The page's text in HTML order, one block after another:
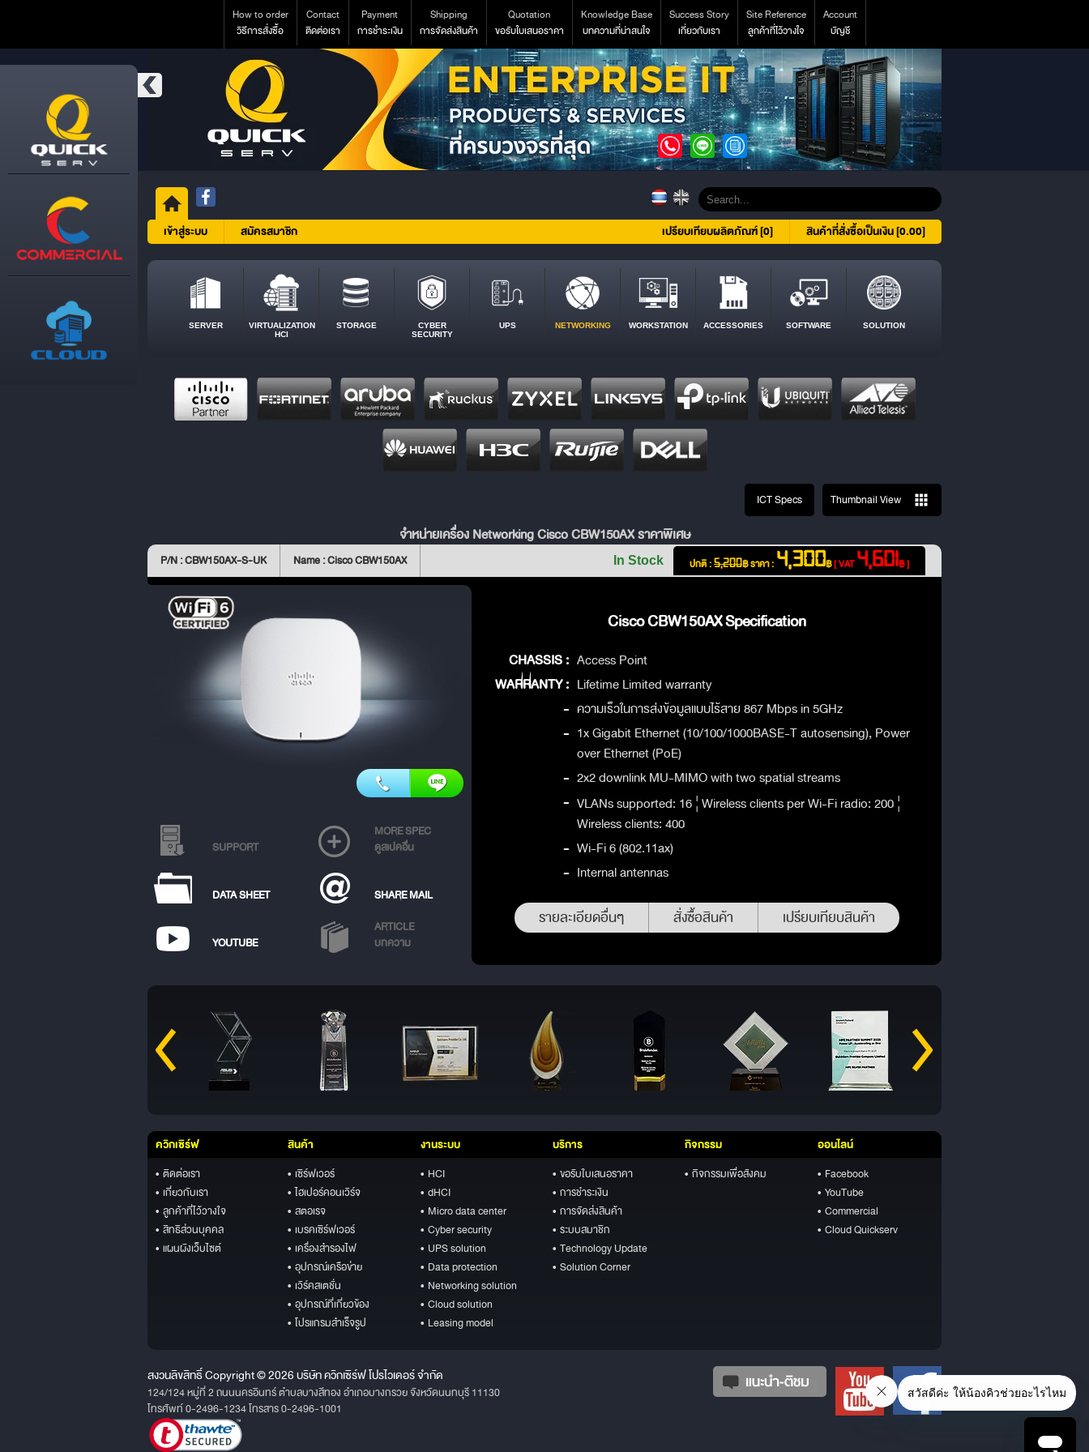
How to order
วิธีการสั่งซื้อ
Contact
ติดต่อเรา
Payment
การชำระเงิน
Shipping
การจัดส่งสินค้า
Quotation
ขอรับใบเสนอราคา
Knowledge Base
บทความที่น่าสนใจ
Success Story
เกี่ยวกับเรา
Site Reference
ลูกค้าที่ไว้วางใจ
Account
บัญชี
เข้าสู่ระบบ สมัครสมาชิก สินค้าที่สั่งซื้อเป็นเงิน [0.00]
เปรียบเทียบผลิตภัณฑ์ [0]
SERVER
VIRTUALIZATION
HCI
STORAGE
CYBER
SECURITY
UPS NETWORKING WORKSTATION ACCESSORIES SOFTWARE SOLUTION
ICT Specs Thumbnail View
จำหน่ายเครื่อง Networking Cisco CBW150AX ราคาพิเศษ
P/N : CBW150AX-S-UK Name : Cisco CBW150AX ปกติ : 5,200฿ราคา : 4,300฿[ VAT4,601฿ ]
In Stock
SUPPORT
MORE SPEC
ดูสเปคอื่น
DATA SHEET SHARE MAIL
YOUTUBE
ARTICLE
บทความ
Cisco CBW150AX Specification
CHASSIS : Access Point
WARRANTY : Lifetime Limited warranty
- ความเร็วในการส่งข้อมูลแบบไร้สาย 867 Mbps in 5GHz
- 1x Gigabit Ethernet (10/100/1000BASE-T autosensing), Power
over Ethernet (PoE)
- 2x2 downlink MU-MIMO with two spatial streams
- VLANs supported: 16 ¦ Wireless clients per Wi-Fi radio: 200 ¦
Wireless clients: 400
- Wi-Fi 6 (802.11ax)
- Internal antennas
รายละเอียดอื่นๆ สั่งซื้อสินค้า เปรียบเทียบสินค้า
ควิกเซิร์ฟ
• ติดต่อเรา
• เกี่ยวกับเรา
• ลูกค้าที่ไว้วางใจ
• สิทธิส่วนบุคคล
• แผนผังเว็บไซต์
สินค้า
• เซิร์ฟเวอร์
• ไฮเปอร์คอนเวิร์จ
• สตอเรจ
• เบรคเซิร์ฟเวอร์
• เครื่องสำรองไฟ
• อุปกรณ์เครือข่าย
• เวิร์คสเตชั่น
• อุปกรณ์ที่เกี่ยวข้อง
• โปรแกรมสำเร็จรูป
งานระบบ
• HCI
• dHCI
• Micro data center
• Cyber security
• UPS solution
• Data protection
• Networking solution
• Cloud solution
• Leasing model
บริการ
• ขอรับใบเสนอราคา
• การชำระเงิน
• การจัดส่งสินค้า
• ระบบสมาชิก
• Technology Update
• Solution Corner
กิจกรรม
• กิจกรรมเพื่อสังคม
ออนไลน์
• Facebook
• YouTube
• Commercial
• Cloud Quickserv
สงวนลิขสิทธิ์ Copyright © 2026 บริษัท ควิกเซิร์ฟ โปรไวเดอร์ จำกัด
124/124 หมู่ที่ 2 ถนนนครอินทร์ ตำบลบางสีทอง อำเภอบางกรวย จังหวัดนนทบุรี 11130
โทรศัพท์ 0-2496-1234 โทรสาร 0-2496-1001